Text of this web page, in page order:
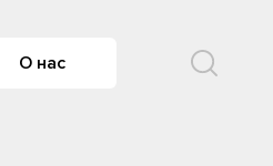
О нас